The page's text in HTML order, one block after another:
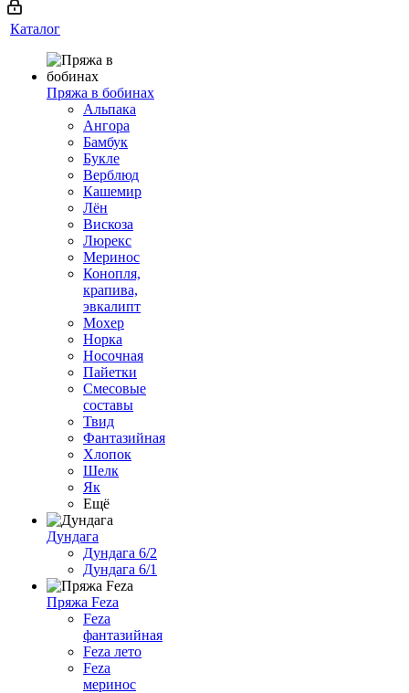
Каталог
Пряжа в бобинах
Альпака
Ангора
Бамбук
Букле
Верблюд
Кашемир
Лён
Вискоза
Люрекс
Меринос
Конопля,
крапива,
эвкалипт
Мохер
Норка
Носочная
Пайетки
Смесовые
составы
Твид
Фантазийная
Хлопок
Шелк
Як
Ещё
Дундага
Дундага 6/2
Дундага 6/1
Пряжа Feza
Feza
фантазийная
Feza лето
Feza
меринос